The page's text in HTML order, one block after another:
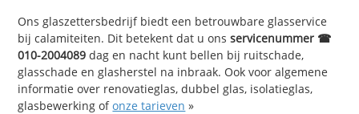
Ons glaszettersbedrijf biedt een betrouwbare glasservice
bij calamiteiten. Dit betekent dat u onsservicenummer ☎
010-2004089 dag en nacht kunt bellen bij ruitschade,
glasschade en glasherstel na inbraak. Ook voor algemene
informatie over renovatieglas, dubbel glas, isolatieglas,
glasbewerking ofonze tarieven »